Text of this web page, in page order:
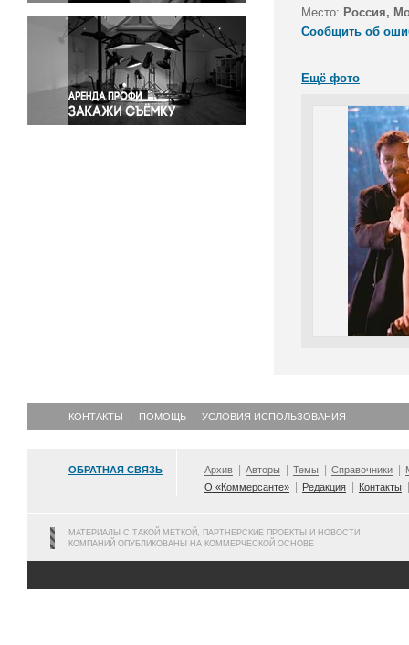
Светская жизнь
Спорт
Экология
Экономика и бизнес
Место: Россия,
Сообщить об
Ещё фото
КОНТАКТЫ ПОМОЩЬ УСЛОВИЯ ИСПОЛЬЗОВАНИЯ
ОБРАТНАЯ СВЯЗЬ Архив Авторы Темы Справочники
О «Коммерсанте»
Редакция Контакты
МАТЕРИАЛЫ С ТАКОЙ МЕТКОЙ, ПАРТНЕРСКИЕ ПРОЕКТЫ И НОВОСТИ
КОМПАНИЙ ОПУБЛИКОВАНЫ НА КОММЕРЧЕСКОЙ ОСНОВЕ